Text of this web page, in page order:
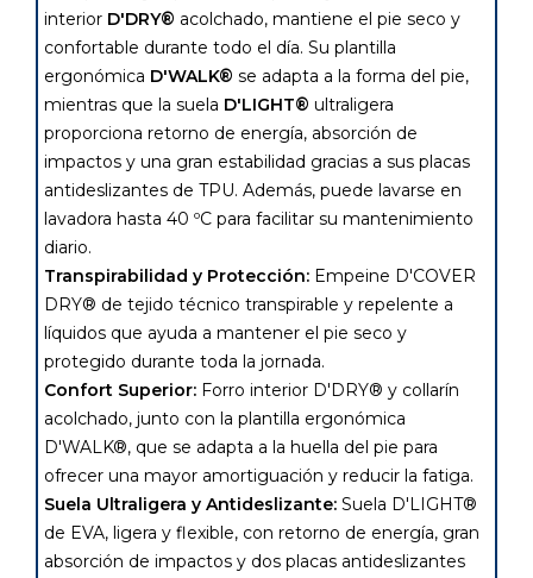
interior D'DRY® acolchado, mantiene el pie seco y
confortable durante todo el día. Su plantilla
ergonómica D'WALK® se adapta a la forma del pie,
mientras que la suela D'LIGHT® ultraligera
proporciona retorno de energía, absorción de
impactos y una gran estabilidad gracias a sus placas
antideslizantes de TPU. Además, puede lavarse en
lavadora hasta 40 ºC para facilitar su mantenimiento
diario.
Transpirabilidad y Protección: Empeine D'COVER
DRY® de tejido técnico transpirable y repelente a
líquidos que ayuda a mantener el pie seco y
protegido durante toda la jornada.
Confort Superior: Forro interior D'DRY® y collarín
acolchado, junto con la plantilla ergonómica
D'WALK®, que se adapta a la huella del pie para
ofrecer una mayor amortiguación y reducir la fatiga.
Suela Ultraligera y Antideslizante: Suela D'LIGHT®
de EVA, ligera y flexible, con retorno de energía, gran
absorción de impactos y dos placas antideslizantes